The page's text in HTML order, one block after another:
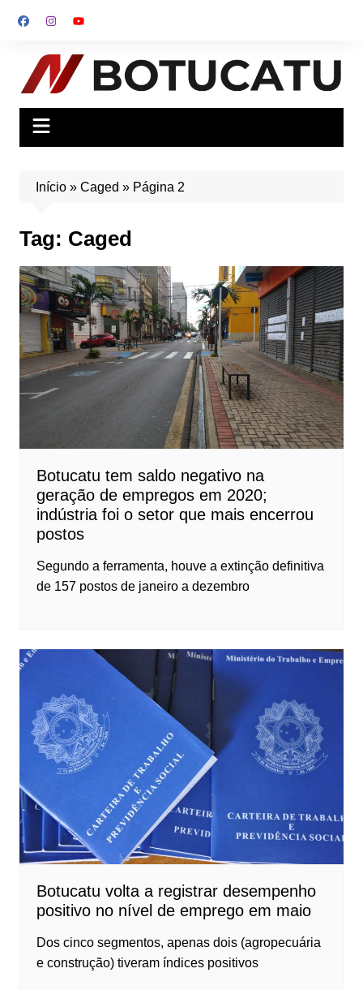
para
conteúdo
Início» Caged » Página 2
Tag: Caged
Botucatu tem saldo negativo na
geração de empregos em 2020;
indústria foi o setor que mais encerrou
postos
Segundo a ferramenta, houve a extinção definitiva
de 157 postos de janeiro a dezembro
Botucatu volta a registrar desempenho
positivo no nível de emprego em maio
Dos cinco segmentos, apenas dois (agropecuária
e construção) tiveram índices positivos